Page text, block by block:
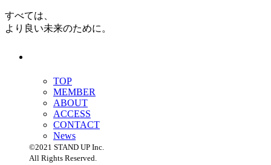
すべては、
より良い未来のために。
TOP
MEMBER
ABOUT
ACCESS
CONTACT
News
©2021 STAND UP Inc.
All Rights Reserved.